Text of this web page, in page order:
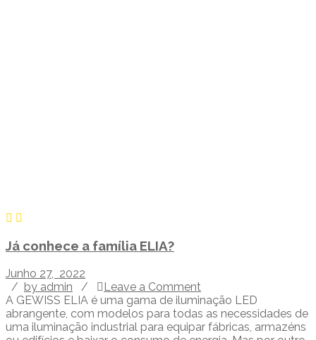
Já conhece a família ELIA?
Junho 27, 2022
/ by admin /
Leave a Comment
A GEWISS ELIA é uma gama de iluminação LED
abrangente, com modelos para todas as necessidades de
uma iluminação industrial para equipar fábricas, armazéns